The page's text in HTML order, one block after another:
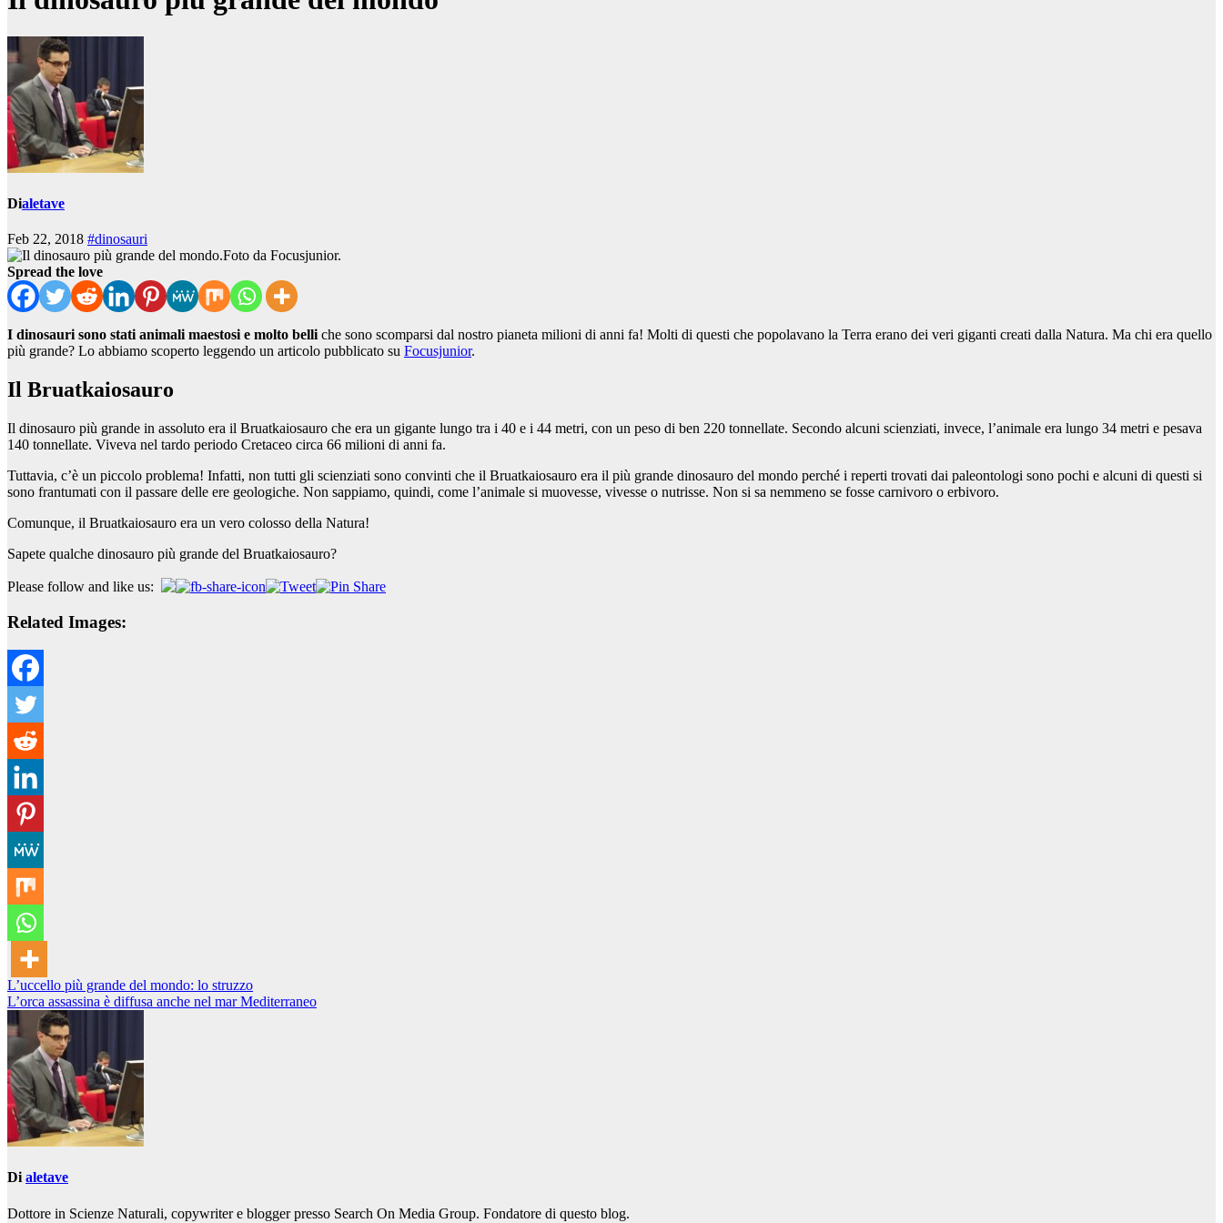
Dialetave
Feb 22, 2018 #dinosauri
Foto da Focusjunior.
Spread the love
I dinosauri sono stati animali maestosi e molto belliche sono scomparsi dal nostro pianeta milioni di anni fa! Molti di questi che popolavano la Terra erano dei veri giganti creati dalla Natura. Ma chi era quello
più grande? Lo abbiamo scoperto leggendo un articolo pubblicato su Focusjunior.
Il Bruatkaiosauro
Il dinosauro più grande in assoluto era il Bruatkaiosauro che era un gigante lungo tra i 40 e i 44 metri, con un peso di ben 220 tonnellate. Secondo alcuni scienziati, invece, l’animale era lungo 34 metri e pesava
140 tonnellate. Viveva nel tardo periodo Cretaceo circa 66 milioni di anni fa.
Tuttavia, c’è un piccolo problema! Infatti, non tutti gli scienziati sono convinti che il Bruatkaiosauro era il più grande dinosauro del mondo perché i reperti trovati dai paleontologi sono pochi e alcuni di questi si
sono frantumati con il passare delle ere geologiche. Non sappiamo, quindi, come l’animale si muovesse, vivesse o nutrisse. Non si sa nemmeno se fosse carnivoro o erbivoro.
Comunque, il Bruatkaiosauro era un vero colosso della Natura!
Sapete qualche dinosauro più grande del Bruatkaiosauro?
Please follow and like us:
Related Images:
Navigazione
articoli
L’uccello più grande del mondo: lo struzzo
L’orca assassina è diffusa anche nel mar Mediterraneo
Di aletave
Dottore in Scienze Naturali, copywriter e blogger presso Search On Media Group. Fondatore di questo blog.